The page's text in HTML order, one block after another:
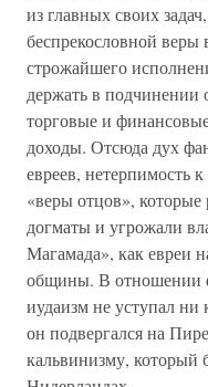
из главных своих
беспрекословной веры
строжайшего
держать в подчинении
торговые и
доходы. Отсюда дух
евреев, нетерпимость
«веры отцов»,
догматы и угрожали
Магамада», как евреи
общины. В отношении
иудаизм не уступал ни
он подвергался на
кальвинизму, который